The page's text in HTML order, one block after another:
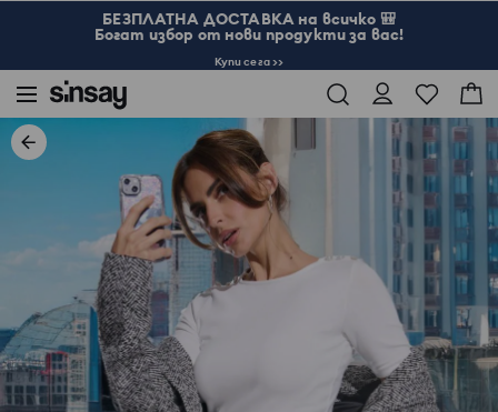
БЕЗПЛАТНА ДОСТАВКА на всичко 🎒
Богат избор от нови продукти за вас!
Купи сега >>